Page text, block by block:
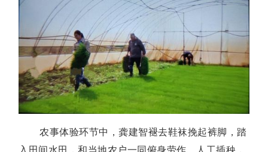
农事体验环节中，龚建智褪去鞋袜挽起裤脚，踏